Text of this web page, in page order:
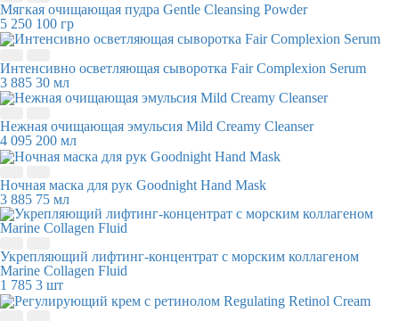
Мягкая очищающая пудра Gentle Cleansing Powder
5 250 100 гр
Интенсивно осветляющая сыворотка Fair Complexion Serum
3 885 30 мл
Нежная очищающая эмульсия Mild Creamy Cleanser
4 095 200 мл
Ночная маска для рук Goodnight Hand Mask
3 885 75 мл
Укрепляющий лифтинг-концентрат с морским коллагеном
Marine Collagen Fluid
1 785 3 шт